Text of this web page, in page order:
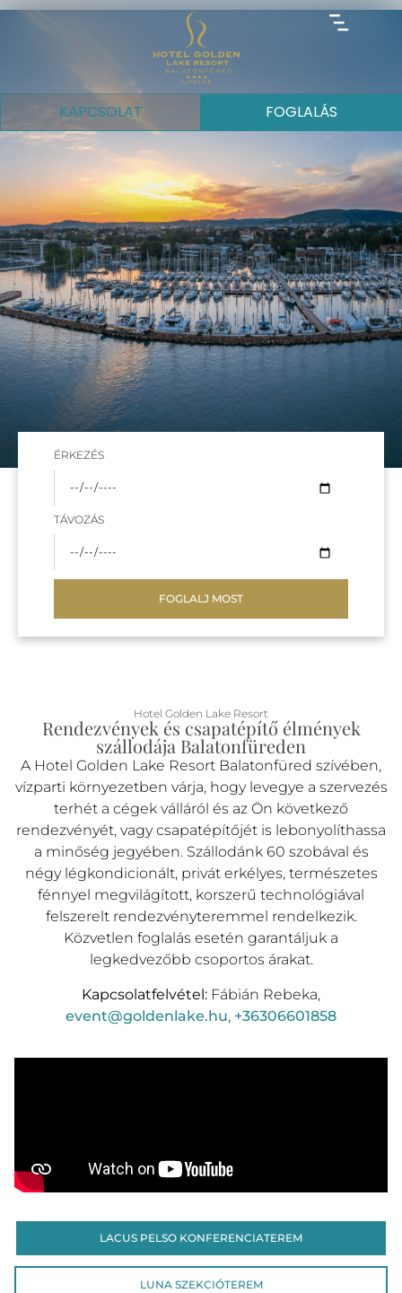
KAPCSOLAT FOGLALÁS
ÉRKEZÉS
TÁVOZÁS
FOGLALJ MOST
Hotel Golden Lake Resort
Rendezvények és csapatépítő élmények
szállodája Balatonfüreden
A Hotel Golden Lake Resort Balatonfüred szívében,
vízparti környezetben várja, hogy levegye a szervezés
terhét a cégek válláról és az Ön következő
rendezvényét, vagy csapatépítőjét is lebonyolíthassa
a minőség jegyében. Szállodánk 60 szobával és
négy légkondicionált, privát erkélyes, természetes
fénnyel megvilágított, korszerű technológiával
felszerelt rendezvényteremmel rendelkezik.
Közvetlen foglalás esetén garantáljuk a
legkedvezőbb csoportos árakat.
Kapcsolatfelvétel: Fábián Rebeka,
event@goldenlake.hu, +36306601858
LACUS PELSO KONFERENCIATEREM
LUNA SZEKCIÓTEREM